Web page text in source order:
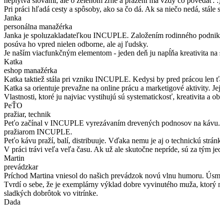
Pri práci hľadá cesty a spôsoby, ako sa čo dá. Ak sa niečo nedá,
Janka
personálna manažérka
Janka je spoluzakladateľkou INCUPLE. Založením rodinného
posúva ho vpred nielen odborne, ale aj ľudsky.
Je naším viacfunkčným elementom - jeden deň ju napĺňa kreativita
Katka
eshop manažérka
Katka taktiež stála pri vzniku INCUPLE. Kedysi by pred prácou len
Katka sa orientuje prevažne na online prácu a marketigové aktivity.
Vlastnosti, ktoré ju najviac vystihujú sú systematickosť, kreativita a
PeŤO
pražiar, technik
Peťo začínal v INCUPLE vyrezávaním drevených podnosov na
pražiarom INCUPLE.
Peťo kávu praží, balí, distribuuje. Vďaka nemu je aj o technickú
V práci trávi veľa veľa času. Ak už ale skutočne nepríde, sú za tým
Martin
prevádzkar
Príchod Martina vniesol do našich prevádzok novú vlnu humoru.
Tvrdí o sebe, že je exemplárny výklad dobre vyvinutého muža,
sladkých dobrôtok vo vitrínke.
Dada